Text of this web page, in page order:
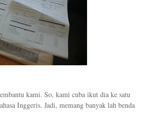
kami. So, kami cuba ikut dia ke satu
Inggeris. Jadi, memang banyak lah benda